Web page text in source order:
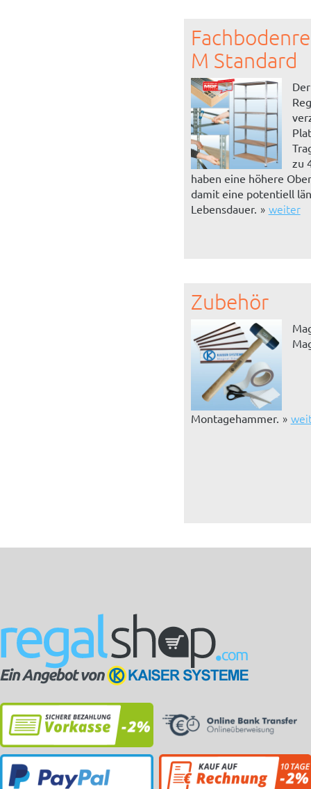
M Standard
zu
haben eine höhere
damit eine potentiell
Lebensdauer.
weiter
Zubehör
Montagehammer.